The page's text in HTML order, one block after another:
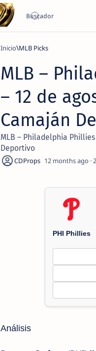
Inicio MLB Picks
MLB –
– 12 de
Camaján
MLB – Philadelphia
Deportivo
12 months ago 2
PHI Phillies
Análisis